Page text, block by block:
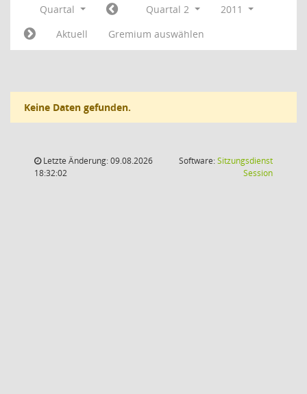
Quartal Quartal 2
2011
Aktuell
Gremium auswählen
Keine Daten gefunden.
Letzte Änderung: 09.08.2026
18:32:02
Software:Sitzungsdienst
Session(Wird in